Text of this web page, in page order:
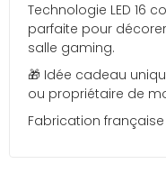
Technologie LED 16
parfaite pour
salle gaming.
🎁 Idée cadeau
ou propriétaire de
Fabrication